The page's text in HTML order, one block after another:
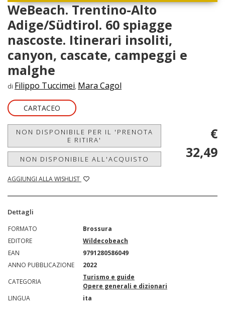
WeBeach. Trentino-Alto
Adige/Südtirol. 60 spiagge
nascoste. Itinerari insoliti,
canyon, cascate, campeggi e
malghe
di Filippo Tuccimei, Mara Cagol
CARTACEO
NON DISPONIBILE PER IL 'PRENOTA
E RITIRA'
NON DISPONIBILE ALL'ACQUISTO
AGGIUNGI ALLA WISHLIST
€
32,49
Dettagli
FORMATO
Brossura
EDITORE
Wildecobeach
EAN
9791280586049
ANNO PUBBLICAZIONE
2022
CATEGORIA
Turismo e guide
Opere generali e dizionari
LINGUA
ita